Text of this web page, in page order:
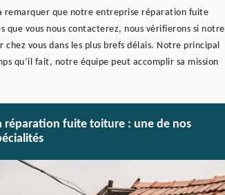
remarquer que notre entreprise réparation fuite
que vous nous contacterez, nous vérifierons si notre
vous dans les plus brefs délais. Notre principal
qu’il fait, notre équipe peut accomplir sa mission
réparation fuite toiture : une de nos